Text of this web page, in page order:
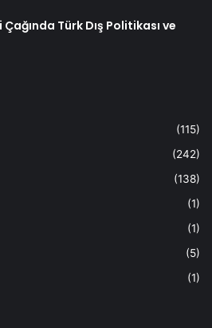
Türk Dış Politikası ve
(115)
(242)
(138)
(1)
(1)
(5)
(1)